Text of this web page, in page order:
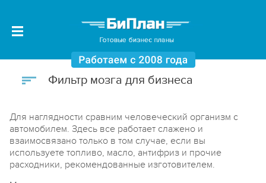
Фильтр мозга для бизнеса
Для наглядности сравним человеческий организм с
автомобилем. Здесь все работает слажено и
взаимосвязано только в том случае, если вы
используете топливо, масло, антифриз и прочие
расходники, рекомендованные изготовителем.